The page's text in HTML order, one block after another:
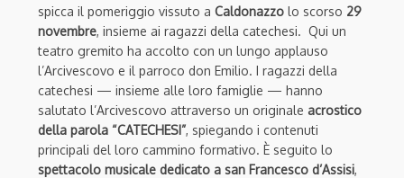
spicca il pomeriggio vissuto a Caldonazzo lo scorso 29
novembre, insieme ai ragazzi della catechesi. Qui un
teatro gremito ha accolto con un lungo applauso
l’Arcivescovo e il parroco don Emilio. I ragazzi della
catechesi — insieme alle loro famiglie — hanno
salutato l’Arcivescovo attraverso un originale acrostico
della parola “CATECHESI”, spiegando i contenuti
principali del loro cammino formativo. È seguito lo
spettacolo musicale dedicato a san Francesco d’Assisi,